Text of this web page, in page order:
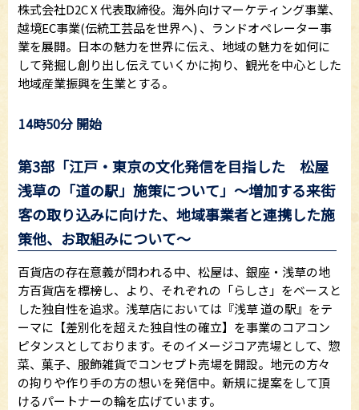
株式会社D2C X 代表取締役。海外向けマーケティング事業、
越境EC事業(伝統工芸品を世界へ) 、ランドオペレーター事
業を展開。日本の魅力を世界に伝え、地域の魅力を如何に
して発掘し創り出し伝えていくかに拘り、観光を中心とした
地域産業振興を生業とする。
14時50分 開始
第3部「江戸・東京の文化発信を目指した 松屋
浅草の「道の駅」施策について」～増加する来街
客の取り込みに向けた、地域事業者と連携した施
策他、お取組みについて～
百貨店の存在意義が問われる中、松屋は、銀座・浅草の地
方百貨店を標榜し、より、それぞれの「らしさ」をベースと
した独自性を追求。浅草店においては『浅草 道の駅』をテ
ーマに【差別化を超えた独自性の確立】を事業のコアコン
ピタンスとしております。そのイメージコア売場として、惣
菜、菓子、服飾雑貨でコンセプト売場を開設。地元の方々
の拘りや作り手の方の想いを発信中。新規に提案をして頂
けるパートナーの輪を広げています。